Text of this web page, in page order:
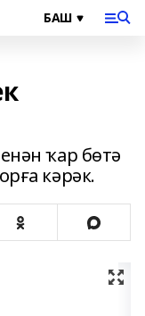
ҡар бөтә
кәрәк.